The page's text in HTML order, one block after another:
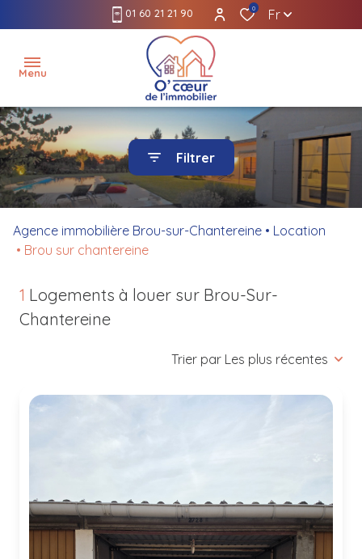
01 60 21 21 90 0 Fr
Menu
accueil
l'agence
gérer
acheter
estimer
Filtrer
Agence immobilière Brou-sur-Chantereine
Location
Brou sur chantereine
1 Logements à louer sur Brou-Sur-
Chantereine
Trier par Les plus récentes